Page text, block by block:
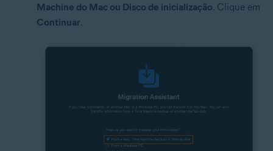
Machine do Mac ou Disco de inicialização. Clique em
Continuar.